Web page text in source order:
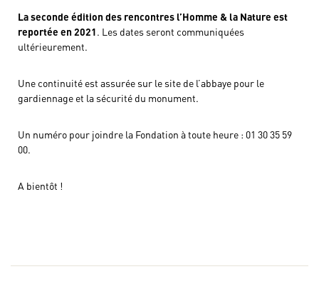
La seconde édition des rencontres l’Homme & la Nature est
reportée en 2021. Les dates seront communiquées
ultérieurement.
Une continuité est assurée sur le site de l’abbaye pour le
gardiennage et la sécurité du monument.
Un numéro pour joindre la Fondation à toute heure : 01 30 35 59
00.
A bientôt !